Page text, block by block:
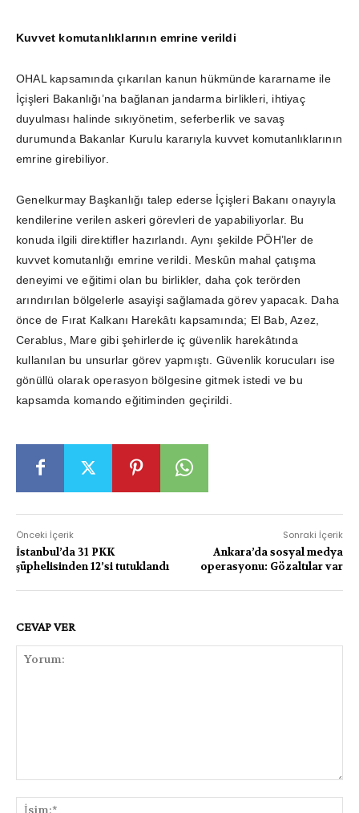
Kuvvet komutanlıklarının emrine verildi
OHAL kapsamında çıkarılan kanun hükmünde kararname ile
İçişleri Bakanlığı’na bağlanan jandarma birlikleri, ihtiyaç
duyulması halinde sıkıyönetim, seferberlik ve savaş
durumunda Bakanlar Kurulu kararıyla kuvvet komutanlıklarının
emrine girebiliyor.
Genelkurmay Başkanlığı talep ederse İçişleri Bakanı onayıyla
kendilerine verilen askeri görevleri de yapabiliyorlar. Bu
konuda ilgili direktifler hazırlandı. Aynı şekilde PÖH’ler de
kuvvet komutanlığı emrine verildi. Meskûn mahal çatışma
deneyimi ve eğitimi olan bu birlikler, daha çok terörden
arındırılan bölgelerle asayişi sağlamada görev yapacak. Daha
önce de Fırat Kalkanı Harekâtı kapsamında; El Bab, Azez,
Cerablus, Mare gibi şehirlerde iç güvenlik harekâtında
kullanılan bu unsurlar görev yapmıştı. Güvenlik korucuları ise
gönüllü olarak operasyon bölgesine gitmek istedi ve bu
kapsamda komando eğitiminden geçirildi.
Önceki İçerik
İstanbul’da 31 PKK
şüphelisinden 12’si tutuklandı
Sonraki İçerik
Ankara’da sosyal medya
operasyonu: Gözaltılar var
CEVAP VER